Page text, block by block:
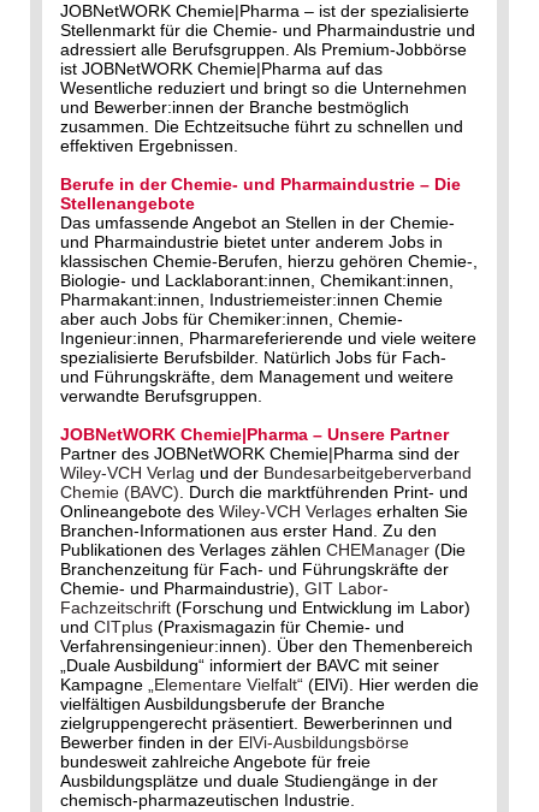
JOBNetWORK Chemie|Pharma – ist der spezialisierte
Stellenmarkt für die Chemie- und Pharmaindustrie und
adressiert alle Berufsgruppen. Als Premium-Jobbörse
ist JOBNetWORK Chemie|Pharma auf das
Wesentliche reduziert und bringt so die Unternehmen
und Bewerber:innen der Branche bestmöglich
zusammen. Die Echtzeitsuche führt zu schnellen und
effektiven Ergebnissen.
Berufe in der Chemie- und Pharmaindustrie – Die
Stellenangebote
Das umfassende Angebot an Stellen in der Chemie-
und Pharmaindustrie bietet unter anderem Jobs in
klassischen Chemie-Berufen, hierzu gehören Chemie-,
Biologie- und Lacklaborant:innen, Chemikant:innen,
Pharmakant:innen, Industriemeister:innen Chemie
aber auch Jobs für Chemiker:innen, Chemie-
Ingenieur:innen, Pharmareferierende und viele weitere
spezialisierte Berufsbilder. Natürlich Jobs für Fach-
und Führungskräfte, dem Management und weitere
verwandte Berufsgruppen.
JOBNetWORK Chemie|Pharma – Unsere Partner
Partner des JOBNetWORK Chemie|Pharma sind der
Wiley-VCH Verlag und der Bundesarbeitgeberverband
Chemie (BAVC). Durch die marktführenden Print- und
Onlineangebote des Wiley-VCH Verlages erhalten Sie
Branchen-Informationen aus erster Hand. Zu den
Publikationen des Verlages zählen CHEManager (Die
Branchenzeitung für Fach- und Führungskräfte der
Chemie- und Pharmaindustrie), GIT Labor-
Fachzeitschrift (Forschung und Entwicklung im Labor)
und CITplus (Praxismagazin für Chemie- und
Verfahrensingenieur:innen). Über den Themenbereich
„Duale Ausbildung“ informiert der BAVC mit seiner
Kampagne „Elementare Vielfalt“ (ElVi). Hier werden die
vielfältigen Ausbildungsberufe der Branche
zielgruppengerecht präsentiert. Bewerberinnen und
Bewerber finden in der ElVi-Ausbildungsbörse
bundesweit zahlreiche Angebote für freie
Ausbildungsplätze und duale Studiengänge in der
chemisch-pharmazeutischen Industrie.